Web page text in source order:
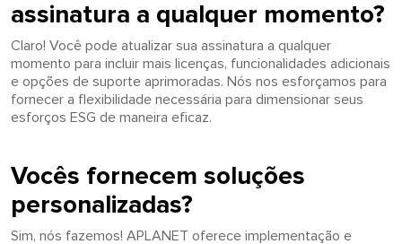
assinatura a qualquer momento?
Claro! Você pode atualizar sua assinatura a qualquer
momento para incluir mais licenças, funcionalidades adicionais
e opções de suporte aprimoradas. Nós nos esforçamos para
fornecer a flexibilidade necessária para dimensionar seus
esforços ESG de maneira eficaz.
Vocês fornecem soluções
personalizadas?
Sim, nós fazemos! APLANET oferece implementação e